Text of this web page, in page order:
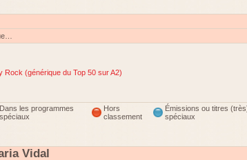
Rock (générique du Top 50 sur A2)
Dans les programmes
spéciaux
Hors
classement
Émissions ou titres
spéciaux
Vidal